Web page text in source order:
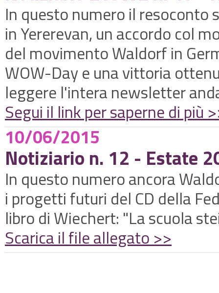
In questo numero il resoconto
in Yererevan, un accordo col
del movimento Waldorf in
WOW-Day e una vittoria
leggere l'intera newsletter
Segui il link per saperne di più
10/06/2015
Notiziario n. 12 - Estate
In questo numero ancora
i progetti futuri del CD della
libro di Wiechert: "La scuola
Scarica il file allegato >>